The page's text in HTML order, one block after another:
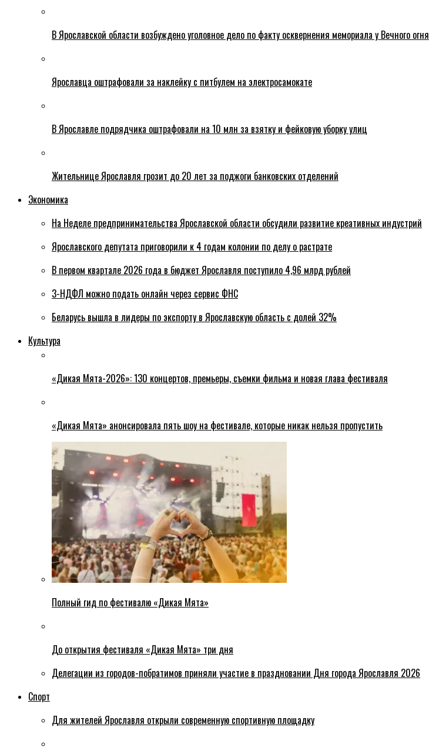
В Ярославской области возбуждено уголовное дело по факту осквернения мемориала у Вечного огня
Ярославца оштрафовали за наклейку с питбулем на электросамокате
В Ярославле подрядчика оштрафовали на 10 млн за взятку и фейковую уборку улиц
Жительнице Ярославля грозит до 20 лет за поджоги банковских отделений
Экономика
На Неделе предпринимательства Ярославской области обсудили развитие креативных индустрий
Ярославского депутата приговорили к 4 годам колонии по делу о растрате
В первом квартале 2026 года в бюджет Ярославля поступило 4,96 млрд рублей
3-НДФЛ можно подать онлайн через сервис ФНС
Беларусь вышла в лидеры по экспорту в Ярославскую область с долей 32%
Культура
«Дикая Мята-2026»: 130 концертов, премьеры, съемки фильма и новая глава фестиваля
«Дикая Мята» анонсировала пять шоу на фестивале, которые никак нельзя пропустить
Полный гид по фестивалю «Дикая Мята»
До открытия фестиваля «Дикая Мята» три дня
Делегации из городов-побратимов приняли участие в праздновании Дня города Ярославля 2026
Спорт
Для жителей Ярославля открыли современную спортивную площадку